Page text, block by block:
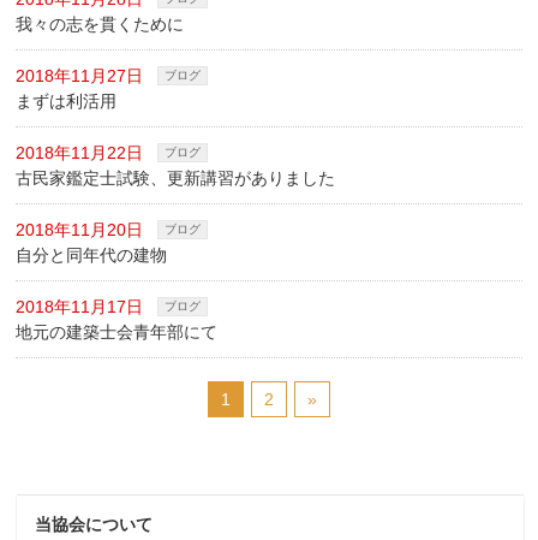
我々の志を貫くために
2018年11月27日 ブログ
まずは利活用
2018年11月22日 ブログ
古民家鑑定士試験、更新講習がありました
2018年11月20日 ブログ
自分と同年代の建物
2018年11月17日 ブログ
地元の建築士会青年部にて
1 2 »
当協会について